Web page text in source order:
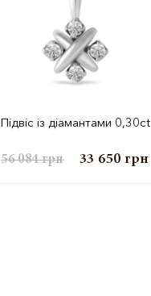
Підвіс із діамантами 0,30ct
56 084грн 33 650 грн